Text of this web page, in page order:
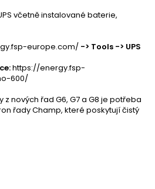
včetně instalované baterie,
europe.com/ -> Tools -> UPS
https://energy.fsp-
600/
z nových řad G6, G7 a G8 je potřeba
řady Champ, které poskytují čistý